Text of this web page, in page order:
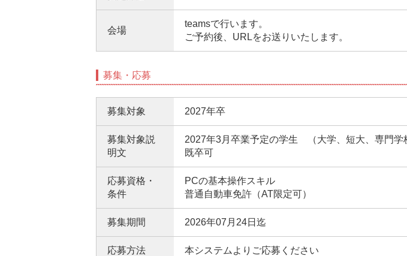
会場
teamsで行います。
ご予約後、URLをお送りいたします。
募集・応募
募集対象 2027年卒
募集対象説
明文
2027年3月卒業予定の学生 （大学、短大、専門学
既卒可
応募資格・
条件
PCの基本操作スキル
普通自動車免許（AT限定可）
募集期間 2026年07月24日迄
応募方法 本システムよりご応募ください